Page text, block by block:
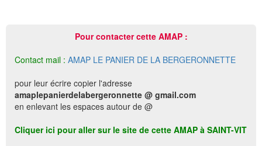
Pour contacter cette AMAP :
Contact mail : AMAP LE PANIER DE LA BERGERONNETTE
pour leur écrire copier l'adresse
amaplepanierdelabergeronnette @ gmail.com
en enlevant les espaces autour de @
Cliquer ici pour aller sur le site de cette AMAP à SAINT-VIT